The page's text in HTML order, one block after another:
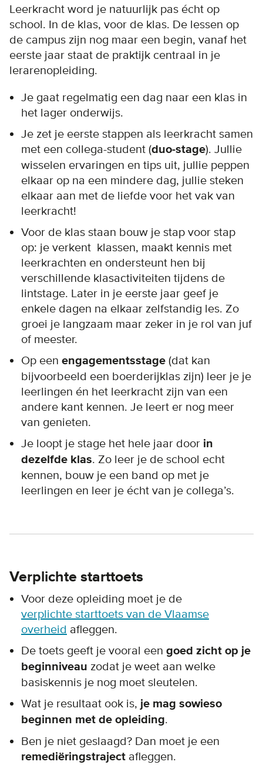
Leerkracht word je natuurlijk pas écht op
school. In de klas, voor de klas. De lessen op
de campus zijn nog maar een begin, vanaf het
eerste jaar staat de praktijk centraal in je
lerarenopleiding.
Je gaat regelmatig een dag naar een klas in
het lager onderwijs.
Je zet je eerste stappen als leerkracht samen
met een collega-student (duo-stage). Jullie
wisselen ervaringen en tips uit, jullie peppen
elkaar op na een mindere dag, jullie steken
elkaar aan met de liefde voor het vak van
leerkracht!
Voor de klas staan bouw je stap voor stap
op: je verkent klassen, maakt kennis met
leerkrachten en ondersteunt hen bij
verschillende klasactiviteiten tijdens de
lintstage. Later in je eerste jaar geef je
enkele dagen na elkaar zelfstandig les. Zo
groei je langzaam maar zeker in je rol van juf
of meester.
Op een engagementsstage (dat kan
bijvoorbeeld een boerderijklas zijn) leer je je
leerlingen én het leerkracht zijn van een
andere kant kennen. Je leert er nog meer
van genieten.
Je loopt je stage het hele jaar door in
dezelfde klas. Zo leer je de school echt
kennen, bouw je een band op met je
leerlingen en leer je écht van je collega’s.
Verplichte starttoets
Voor deze opleiding moet je de
verplichte starttoets van de Vlaamse
overheid afleggen.
De toets geeft je vooral een goed zicht op je
beginniveau zodat je weet aan welke
basiskennis je nog moet sleutelen.
Wat je resultaat ook is, je mag sowieso
beginnen met de opleiding.
Ben je niet geslaagd? Dan moet je een
remediëringstraject afleggen.